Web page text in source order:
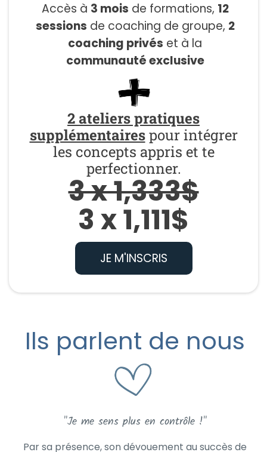
Accès à 3 mois de formations, 12
sessions de coaching de groupe, 2
coaching privés et à la
communauté exclusive
2 ateliers pratiques
supplémentairespour intégrer
les concepts appris et te
perfectionner.
3 x 1,333$
3 x 1,111$
JE M'INSCRIS
Ils parlent de nous
"Je me sens plus en contrôle !"
Par sa présence, son dévouement au succès de